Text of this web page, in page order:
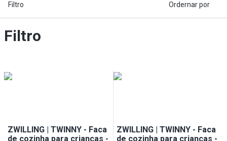
Filtro Ordernar por
Filtro
ZWILLING | TWINNY - Faca
de cozinha para crianças -
ZWILLING | TWINNY - Faca
de cozinha para crianças -